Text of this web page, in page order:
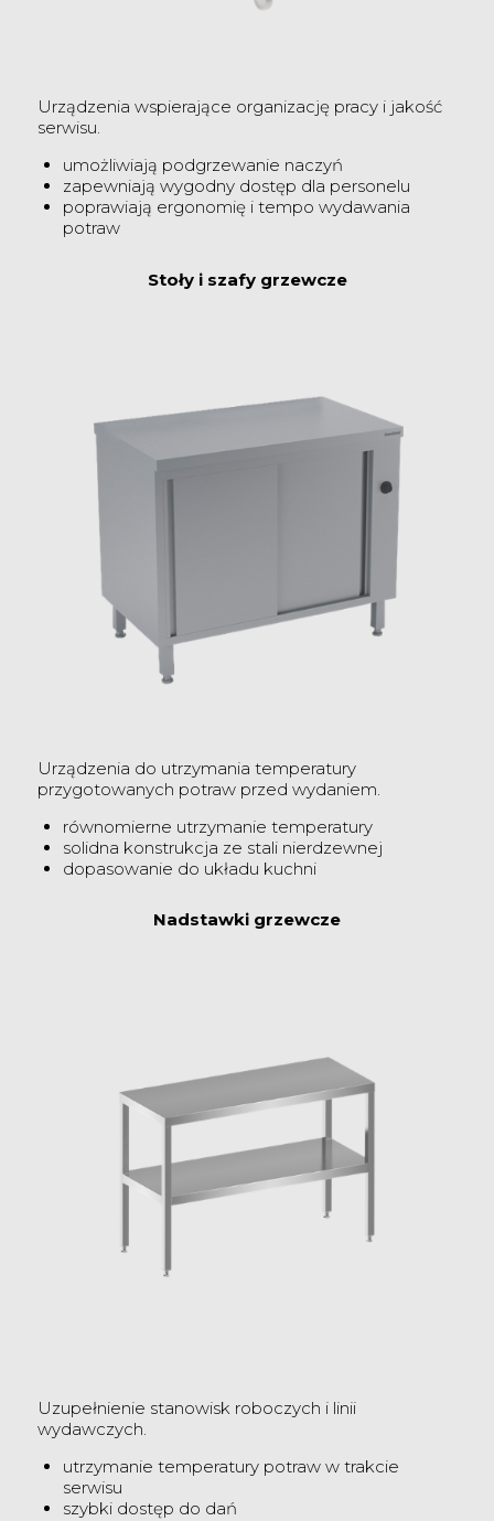
Urządzenia wspierające organizację pracy i jakość
serwisu.
umożliwiają podgrzewanie naczyń
zapewniają wygodny dostęp dla personelu
poprawiają ergonomię i tempo wydawania
potraw
Stoły i szafy grzewcze
Urządzenia do utrzymania temperatury
przygotowanych potraw przed wydaniem.
równomierne utrzymanie temperatury
solidna konstrukcja ze stali nierdzewnej
dopasowanie do układu kuchni
Nadstawki grzewcze
Uzupełnienie stanowisk roboczych i linii
wydawczych.
utrzymanie temperatury potraw w trakcie
serwisu
szybki dostęp do dań